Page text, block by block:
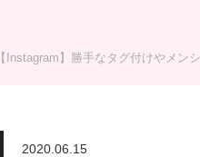
【Instagram】勝手なタグ付けやメン
2020.06.15